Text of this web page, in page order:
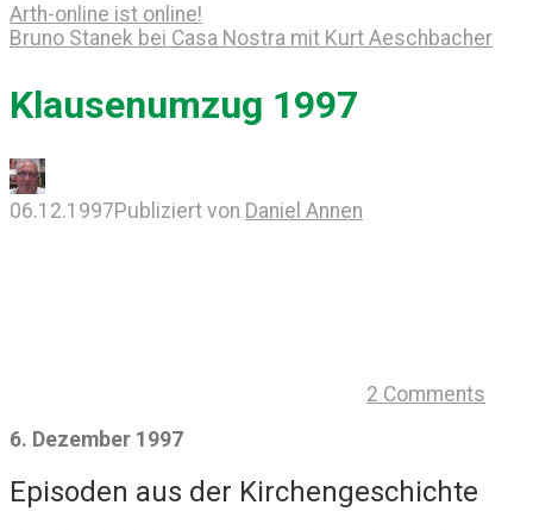
Arth-online ist online!
Bruno Stanek bei Casa Nostra mit Kurt Aeschbacher
Klausenumzug 1997
06.12.1997Publiziert von Daniel Annen
2 Comments
6. Dezember 1997
Episoden aus der Kirchengeschichte